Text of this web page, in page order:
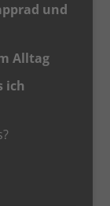
und
Alltag
ich